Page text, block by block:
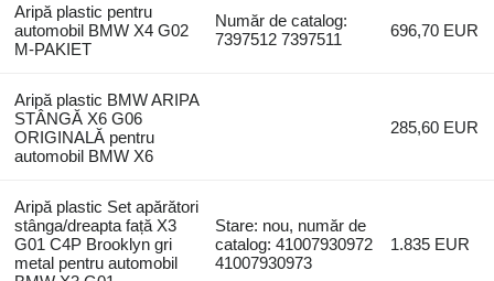
Aripă plastic pentru
automobil BMW X4 G02
M-PAKIET
Număr de catalog:
7397512 7397511
696,70 EUR
Aripă plastic BMW ARIPA
STÂNGĂ X6 G06
ORIGINALĂ pentru
automobil BMW X6
285,60 EUR
Aripă plastic Set apărători
stânga/dreapta față X3
G01 C4P Brooklyn gri
metal pentru automobil
Stare: nou, număr de
catalog: 41007930972
41007930973
1.835 EUR